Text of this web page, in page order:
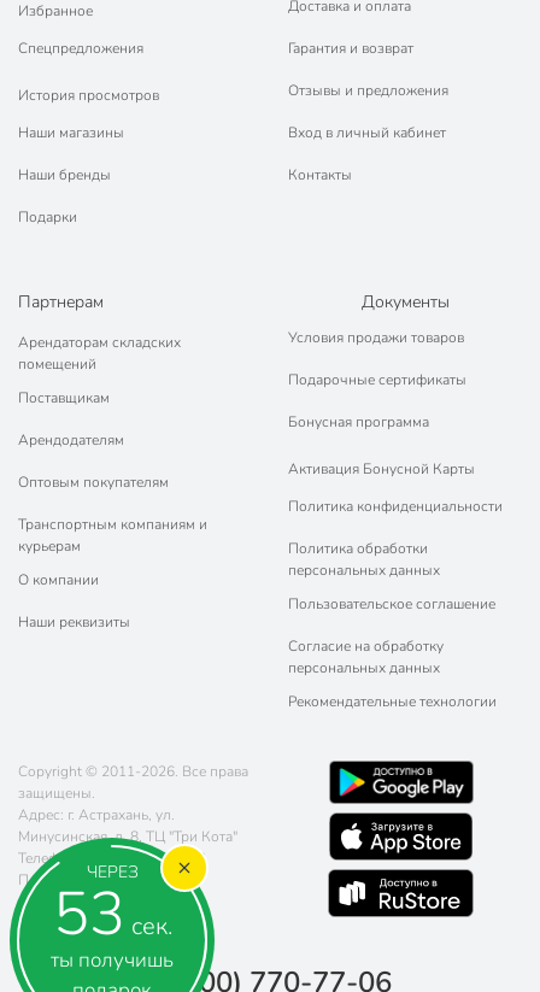
ЧЕРЕЗ
52 сек.
ты получишь
Избранное
Спецпредложения
История просмотров
Наши магазины
Наши бренды
Подарки
Доставка и оплата
Гарантия и возврат
Отзывы и предложения
Вход в личный кабинет
Контакты
Партнерам
Арендаторам складских
помещений
Поставщикам
Арендодателям
Оптовым покупателям
Транспортным компаниям и
курьерам
О компании
Наши реквизиты
Документы
Условия продажи товаров
Подарочные сертификаты
Бонусная программа
Активация Бонусной Карты
Политика конфиденциальности
Политика обработки
персональных данных
Пользовательское соглашение
Согласие на обработку
персональных данных
Рекомендательные технологии
Copyright © 2011-2026. Все права
защищены.
Адрес: г. Астрахань, ул.
Минусинская, д. 8, ТЦ "Три Кота"
Телефон:
8 (800) 770-77-06
Почта:
sales@poryadok.ru
8 (800) 770-77-06